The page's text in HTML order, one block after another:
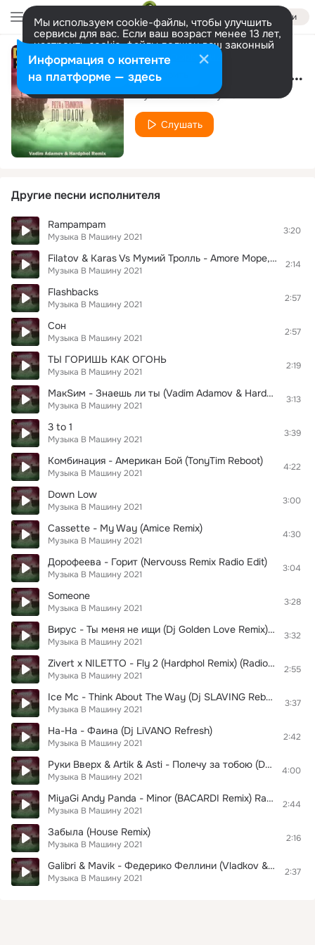
Войти
Мы используем cookie-файлы, чтобы улучшить
сервисы для вас. Если ваш возраст менее 13 лет,
настроить cookie-файлы должен ваш законный
представитель. Больше информации
Разрешить все Настроить Imany - Don T Be So Shy (TikTok Slowed)
Музыка В Машину 2021
Слушать
Другие песни исполнителя
Rampampam
Музыка В Машину 2021
3:20
Filatov & Karas Vs Мумий Тролль - Amore Море, Goodbye
Музыка В Машину 2021
2:14
Flashbacks
Музыка В Машину 2021
2:57
Сон
Музыка В Машину 2021
2:57
ТЫ ГОРИШЬ КАК ОГОНЬ
Музыка В Машину 2021
2:19
МакSим - Знаешь ли ты (Vadim Adamov & Hardphol Remix)
Музыка В Машину 2021
3:13
3 to 1
Музыка В Машину 2021
3:39
Комбинация - Американ Бой (TonyTim Reboot)
Музыка В Машину 2021
4:22
Down Low
Музыка В Машину 2021
3:00
Cassette - My Way (Amice Remix)
Музыка В Машину 2021
4:30
Дорофеева - Горит (Nervouss Remix Radio Edit)
Музыка В Машину 2021
3:04
Someone
Музыка В Машину 2021
3:28
Вирус - Ты меня не ищи (Dj Golden Love Remix) Radio
Музыка В Машину 2021
3:32
Zivert x NILETTO - Fly 2 (Hardphol Remix) (Radio Edit)
Музыка В Машину 2021
2:55
Ice Mc - Think About The Way (Dj SLAVING Reboot Radio Edit)
Музыка В Машину 2021
3:37
На-На - Фаина (Dj LiVANO Refresh)
Музыка В Машину 2021
2:42
Руки Вверх & Artik & Asti - Полечу за тобою (Dj Steel Alex Remix) (Radio Edit)
Музыка В Машину 2021
4:00
MiyaGi Andy Panda - Minor (BACARDI Remix) Radio Edit
Музыка В Машину 2021
2:44
Забыла (House Remix)
Музыка В Машину 2021
2:16
Galibri & Mavik - Федерико Феллини (Vladkov & D. Anuchin Radio Edit)
Музыка В Машину 2021
2:37
Информация о контенте
на платформе — здесь